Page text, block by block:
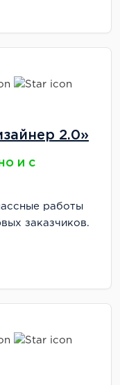
2.0»
и с
работы
заказчиков.